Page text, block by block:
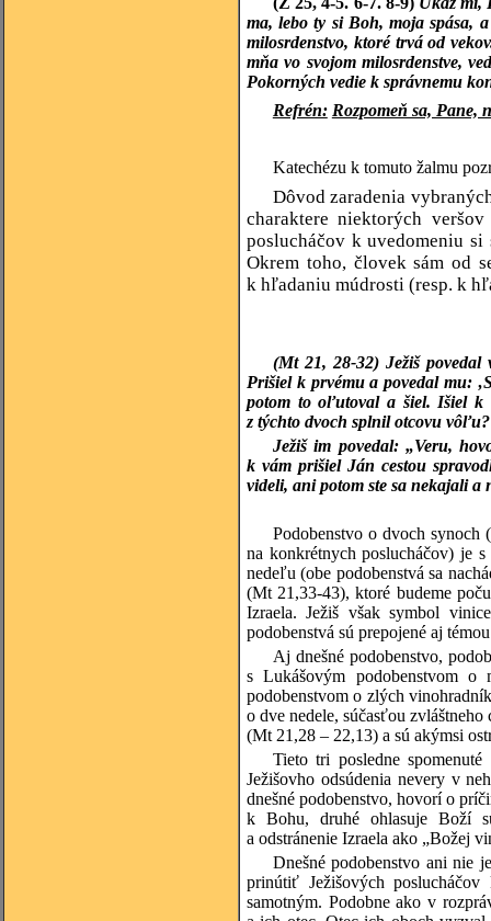
ma, lebo ty si Boh, moja spása,
milosrdenstvo, ktoré trvá od
mňa vo svojom milosrdenstve,
Pokorných vedie k správnemu
Refrén: Rozpomeň sa, Pane,
Katechézu k tomuto žalmu
Dôvod zaradenia
charaktere niektorých
poslucháčov k uvedomeniu
Okrem toho, človek sám od
k hľadaniu múdrosti (resp. k
(Mt 21, 28-32) Ježiš
Prišiel k prvému a povedal mu:
potom to oľutoval a šiel. Išiel k
z týchto dvoch splnil otcovu
Ježiš im povedal: „Veru,
k vám prišiel Ján cestou
videli, ani potom ste sa nekajali a
Podobenstvo o dvoch synoch
na konkrétnych poslucháčov) je
nedeľu (obe podobenstvá sa
(Mt 21,33-43), ktoré budeme
Izraela. Ježiš však symbol
podobenstvá sú prepojené aj
Aj dnešné podobenstvo,
s Lukášovým podobenstvom o
podobenstvom o zlých
o dve nedele, súčasťou
(Mt 21,28 – 22,13) a sú akýmsi
Tieto tri posledne
Ježišovho odsúdenia nevery v
dnešné podobenstvo, hovorí o
k Bohu, druhé ohlasuje Boží
a odstránenie Izraela ako „Božej
Dnešné podobenstvo ani nie
prinútiť Ježišových
samotným. Podobne ako v